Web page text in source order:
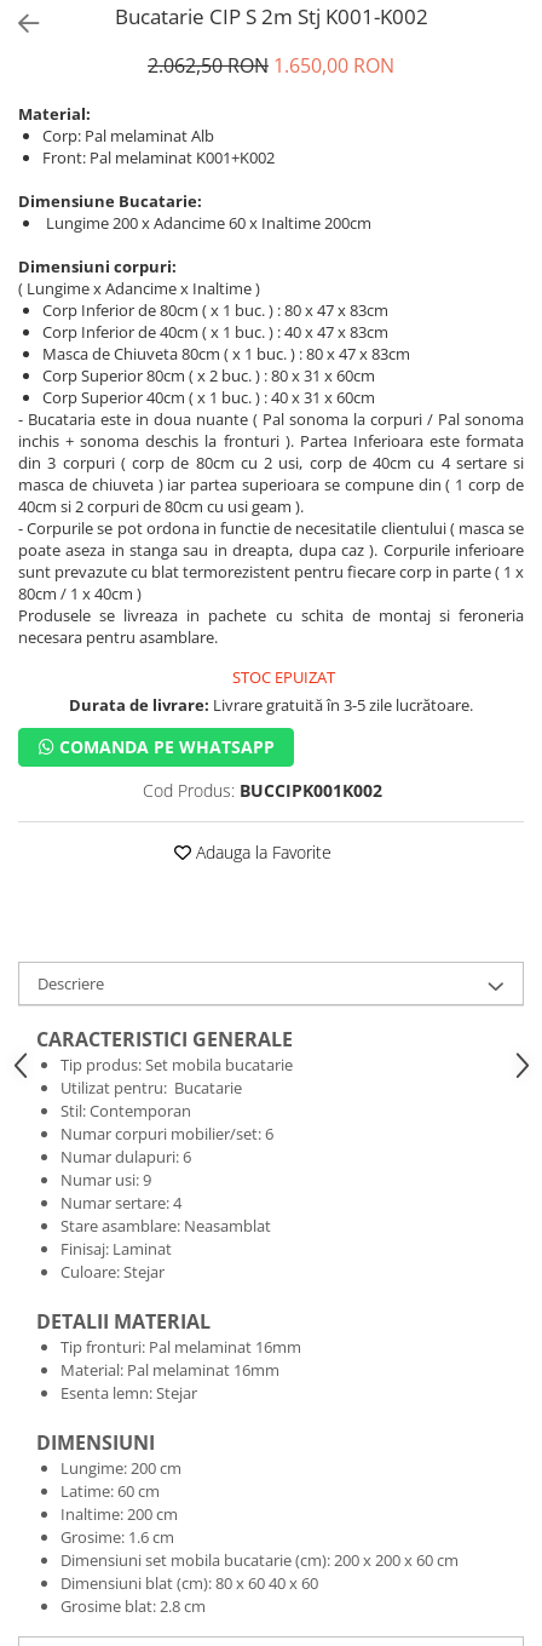
Bucatarie CIP S 2m Stj K001-K002
2.062,50 RON 1.650,00 RON
Material:
Corp: Pal melaminat Alb
Front: Pal melaminat K001+K002
Dimensiune Bucatarie:
Lungime 200 x Adancime 60 x Inaltime 200cm
Dimensiuni corpuri:
( Lungime x Adancime x Inaltime )
Corp Inferior de 80cm ( x 1 buc. ) : 80 x 47 x 83cm
Corp Inferior de 40cm ( x 1 buc. ) : 40 x 47 x 83cm
Masca de Chiuveta 80cm ( x 1 buc. ) : 80 x 47 x 83cm
Corp Superior 80cm ( x 2 buc. ) : 80 x 31 x 60cm
Corp Superior 40cm ( x 1 buc. ) : 40 x 31 x 60cm
- Bucataria este in doua nuante ( Pal sonoma la corpuri / Pal sonoma
inchis + sonoma deschis la fronturi ). Partea Inferioara este formata
din 3 corpuri ( corp de 80cm cu 2 usi, corp de 40cm cu 4 sertare si
masca de chiuveta ) iar partea superioara se compune din ( 1 corp de
40cm si 2 corpuri de 80cm cu usi geam ).
- Corpurile se pot ordona in functie de necesitatile clientului ( masca se
poate aseza in stanga sau in dreapta, dupa caz ). Corpurile inferioare
sunt prevazute cu blat termorezistent pentru fiecare corp in parte ( 1 x
80cm / 1 x 40cm )
Produsele se livreaza in pachete cu schita de montaj si feroneria
necesara pentru asamblare.
STOC EPUIZAT
Durata de livrare: Livrare gratuită în 3-5 zile lucrătoare.
COMANDA PE WHATSAPP
Cod Produs: BUCCIPK001K002
Adauga la Favorite
Descriere
CARACTERISTICI GENERALE
Tip produs: Set mobila bucatarie
Utilizat pentru: Bucatarie
Stil: Contemporan
Numar corpuri mobilier/set: 6
Numar dulapuri: 6
Numar usi: 9
Numar sertare: 4
Stare asamblare: Neasamblat
Finisaj: Laminat
Culoare: Stejar
DETALII MATERIAL
Tip fronturi: Pal melaminat 16mm
Material: Pal melaminat 16mm
Esenta lemn: Stejar
DIMENSIUNI
Lungime: 200 cm
Latime: 60 cm
Inaltime: 200 cm
Grosime: 1.6 cm
Dimensiuni set mobila bucatarie (cm): 200 x 200 x 60 cm
Dimensiuni blat (cm): 80 x 60 40 x 60
Grosime blat: 2.8 cm